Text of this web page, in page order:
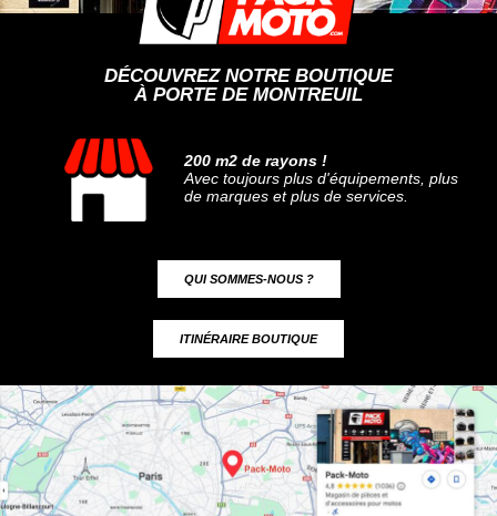
DÉCOUVREZ NOTRE BOUTIQUE
À PORTE DE MONTREUIL
200 m2 de rayons !
Avec toujours plus d'équipements, plus
de marques et plus de services.
QUI SOMMES-NOUS ?
ITINÉRAIRE BOUTIQUE